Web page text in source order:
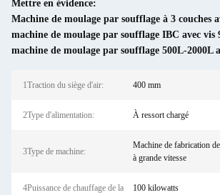
Mettre en évidence:
Machine de moulage par soufflage à 3 couches
machine de moulage par soufflage IBC avec vis
machine de moulage par soufflage 500L-2000L
1Traction du siège d'air: 400 mm
2Type d'alimentation: À ressort chargé
3Type de machine:
Machine de fabrication
à grande vitesse
4Puissance de chauffage de la
100 kilowatts